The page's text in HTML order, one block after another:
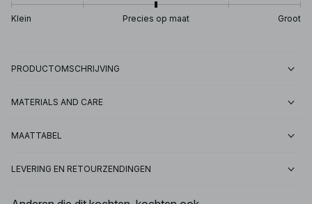
Klein Precies op maat Groot
PRODUCTOMSCHRIJVING
MATERIALS AND CARE
MAATTABEL
LEVERING EN RETOURZENDINGEN